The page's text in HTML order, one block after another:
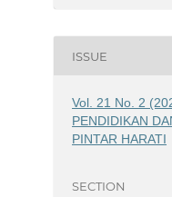
ISSUE
Vol. 21 No. 2
PENDIDIKAN
PINTAR HARATI
SECTION